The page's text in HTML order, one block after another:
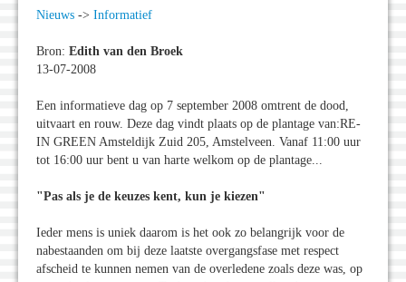
Nieuws -> Informatief
Bron: Edith van den Broek
13-07-2008
Een informatieve dag op 7 september 2008 omtrent de dood,
uitvaart en rouw. Deze dag vindt plaats op de plantage van:RE-
IN GREEN Amsteldijk Zuid 205, Amstelveen. Vanaf 11:00 uur
tot 16:00 uur bent u van harte welkom op de plantage...
"Pas als je de keuzes kent, kun je kiezen"
Ieder mens is uniek daarom is het ook zo belangrijk voor de
nabestaanden om bij deze laatste overgangsfase met respect
afscheid te kunnen nemen van de overledene zoals deze was, op